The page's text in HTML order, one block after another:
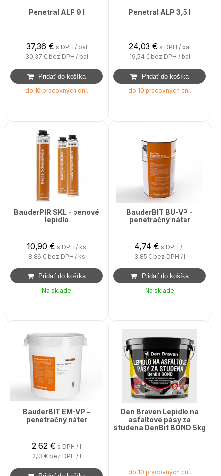
Penetral ALP 9 l
37,36 € s DPH / bal
30,37 € bez DPH / bal
do 10 pracovných dní.
Penetral ALP 3,5 l
24,03 € s DPH / bal
19,54 € bez DPH / bal
do 10 pracovných dní.
BauderPIR SKL - penové
lepidlo
10,90 € s DPH / ks
8,86 € bez DPH / ks
Na sklade
BauderBIT BU-VP -
penetračný náter
4,74 € s DPH / l
3,85 € bez DPH / l
Na sklade
BauderBIT EM-VP -
penetračný náter
2,62 € s DPH / l
2,13 € bez DPH / l
Den Braven Lepidlo na
asfaltové pásy za
studena DenBit BOND 5kg
do 10 pracovných dní.